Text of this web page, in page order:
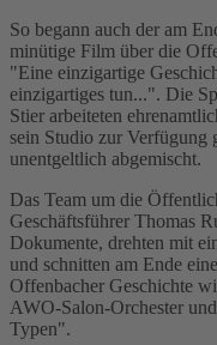
So begann auch der am
minütige Film über die
"Eine einzigartige
einzigartiges tun...". Die
Stier arbeiteten
sein Studio zur Verfügung
unentgeltlich abgemischt.
Das Team um die
Geschäftsführer Thomas
Dokumente, drehten mit
und schnitten am Ende
Offenbacher Geschichte
AWO-Salon-Orchester
Typen".